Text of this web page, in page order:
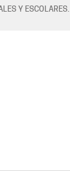
Y ESCOLARES.